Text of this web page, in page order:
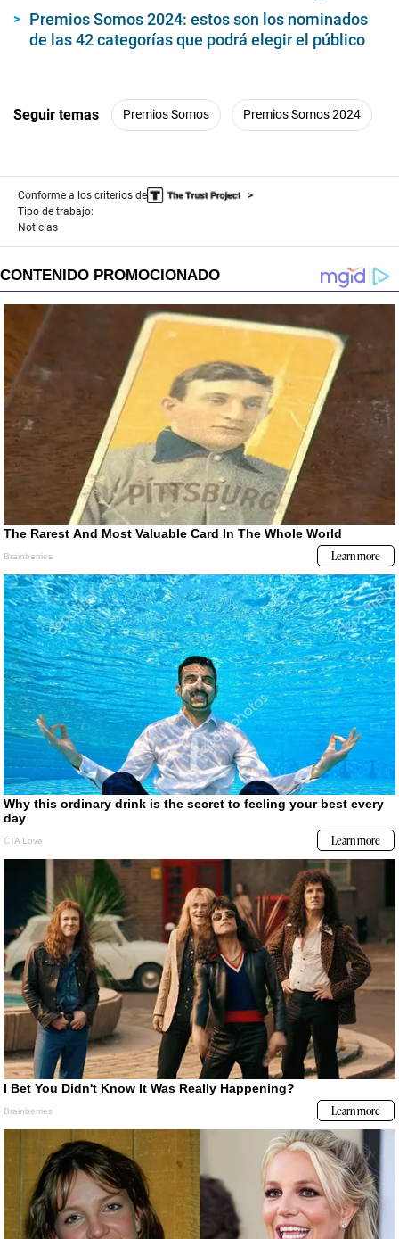
Premios Somos 2024: estos son los nominados
de las 42 categorías que podrá elegir el público
Seguir temas Premios Somos Premios Somos 2024
Conforme a los criterios de
Tipo de trabajo:
Noticias